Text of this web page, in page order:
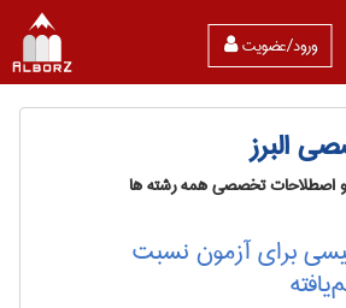
ورود/عضویت
البرز
اصطلاحات تخصصی همه رشته ها
برای آزمون نسبت